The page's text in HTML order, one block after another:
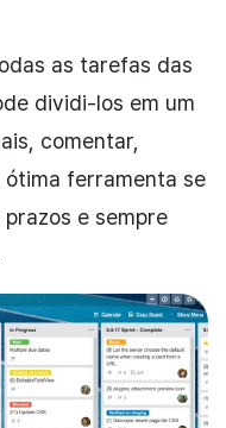
as tarefas das
dividi-los em um
comentar,
ótima ferramenta se
e sempre